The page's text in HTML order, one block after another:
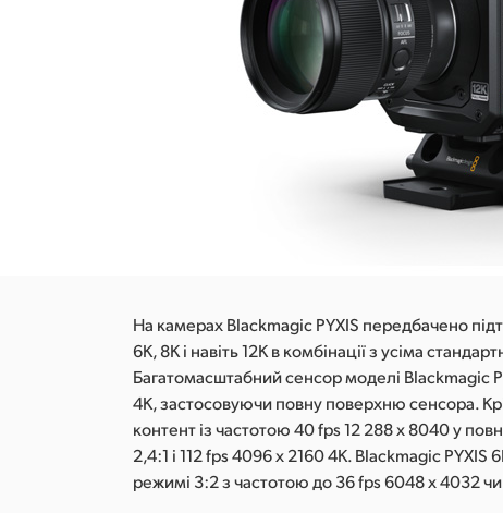
На камерах Blackmagic PYXIS передбачено
6K, 8K і навіть 12K в комбінації з усіма
Багатомасштабний сенсор моделі Blackmagic
4K, застосовуючи повну поверхню сенсора.
контент із частотою 40 fps 12 288 x 8040 у
2,4:1 і 112 fps 4096 x 2160 4K. Blackmagic
режимі 3:2 з частотою до 36 fps 6048 x 4032